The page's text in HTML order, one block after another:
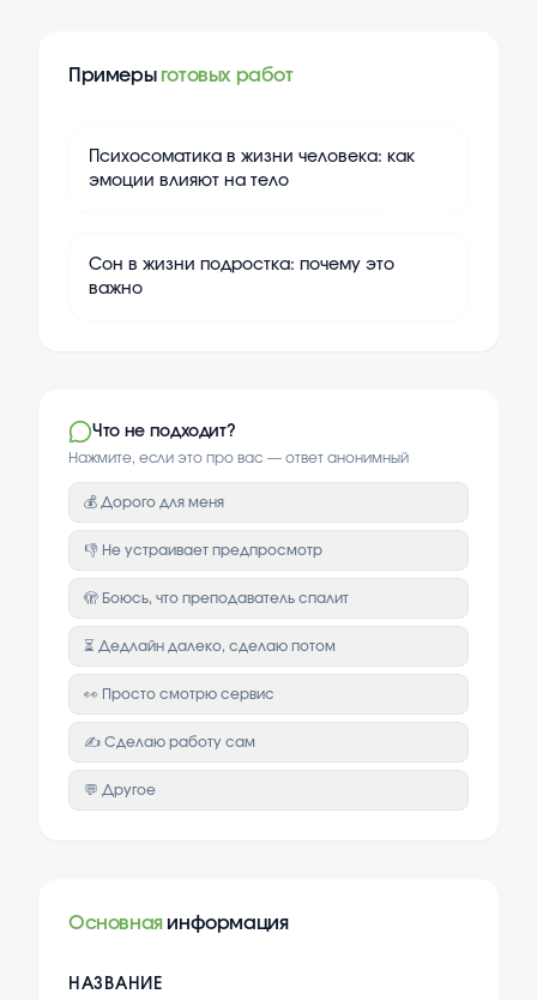
Примеры готовых работ
Психосоматика в жизни человека: как
эмоции влияют на тело
Сон в жизни подростка: почему это
важно
Что не подходит?
Нажмите, если это про вас — ответ анонимный
💰 Дорого для меня
👎 Не устраивает предпросмотр
🫣 Боюсь, что преподаватель спалит
⏳ Дедлайн далеко, сделаю потом
👀 Просто смотрю сервис
✍️ Сделаю работу сам
💬 Другое
Основная информация
НАЗВАНИЕ